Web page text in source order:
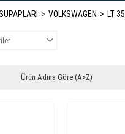
VOLKSWAGEN LT 35
Ürün Adına Göre (A>Z)